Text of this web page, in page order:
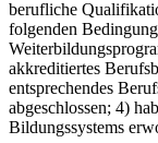
berufliche
folgenden
akkreditiertes
entsprechendes
abgeschlossen; 4)
Bildungssystems